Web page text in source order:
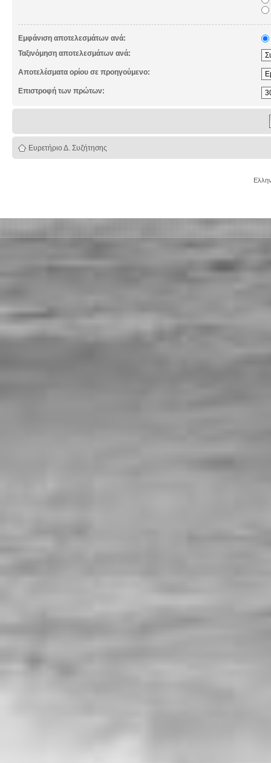
Εμφάνιση αποτελεσμάτων ανά:
Ταξινόμηση αποτελεσμάτων ανά:
Αποτελέσματα ορίου σε προηγούμενο:
Επιστροφή των πρώτων:
Ευρετήριο Δ. Συζήτησης